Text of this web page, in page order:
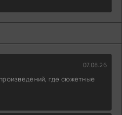
07.08.26
где сюжетные